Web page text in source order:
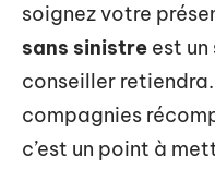
soignez votre
sans sinistre est
conseiller
compagnies
c’est un point à